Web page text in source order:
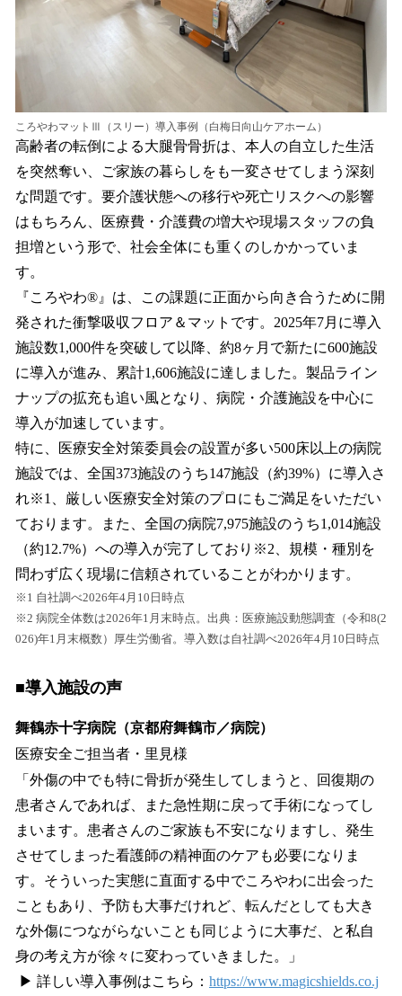
ころやわマットⅢ（スリー）導入事例（白梅日向山ケアホーム）
高齢者の転倒による大腿骨骨折は、本人の自立した生活
を突然奪い、ご家族の暮らしをも一変させてしまう深刻
な問題です。要介護状態への移行や死亡リスクへの影響
はもちろん、医療費・介護費の増大や現場スタッフの負
担増という形で、社会全体にも重くのしかかっていま
す。
『ころやわ®』は、この課題に正面から向き合うために開
発された衝撃吸収フロア＆マットです。2025年7月に導入
施設数1,000件を突破して以降、約8ヶ月で新たに600施設
に導入が進み、累計1,606施設に達しました。製品ライン
ナップの拡充も追い風となり、病院・介護施設を中心に
導入が加速しています。
特に、医療安全対策委員会の設置が多い500床以上の病院
施設では、全国373施設のうち147施設（約39%）に導入さ
れ※1、厳しい医療安全対策のプロにもご満足をいただい
ております。また、全国の病院7,975施設のうち1,014施設
（約12.7%）への導入が完了しており※2、規模・種別を
問わず広く現場に信頼されていることがわかります。
※1 自社調べ2026年4月10日時点
※2 病院全体数は2026年1月末時点。出典：医療施設動態調査（令和8(2
026)年1月末概数）厚生労働省。導入数は自社調べ2026年4月10日時点
■導入施設の声
舞鶴赤十字病院（京都府舞鶴市／病院）
医療安全ご担当者・里見様
「外傷の中でも特に骨折が発生してしまうと、回復期の
患者さんであれば、また急性期に戻って手術になってし
まいます。患者さんのご家族も不安になりますし、発生
させてしまった看護師の精神面のケアも必要になりま
す。そういった実態に直面する中でころやわに出会った
こともあり、予防も大事だけれど、転んだとしても大き
な外傷につながらないことも同じように大事だ、と私自
身の考え方が徐々に変わっていきました。」
▶ 詳しい導入事例はこちら： https://www.magicshields.co.j